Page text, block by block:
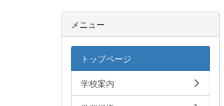
メニュー
トップページ
学校案内